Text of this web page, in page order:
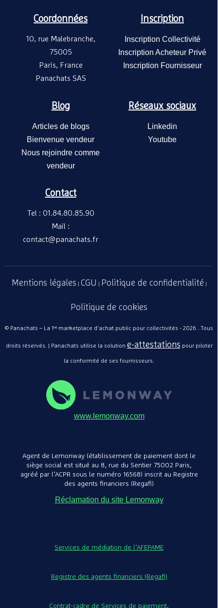
Coordonnées
10, rue Malebranche,
75005
Paris, France
Panachats SAS
Inscription
Inscription Collectivité
Inscription Acheteur Privé
Inscription Fournisseur
Blog
Articles de blogs
Bienvenue vendeur
Nous rejoindre comme
vendeur
Réseaux sociaux
Linkedin
Youtube
Contact
Tel : 01.84.80.85.90
Mail :
contact@panachats.fr
Mentions légales CGU Politique de confidentialité
Politique de cookies
© Panachats – La 1ʳᵉ marketplace d'achat public pour collectivités - 2026 . Tous
droits réservés. | Panachats utilise la solution e-attestations pour piloter
la conformité de ses fournisseurs.
www.lemonway.com
Agent de Lemonway (établissement de paiement dont le
siège social est situé au 8, rue du Sentier 75002 Paris,
agréé par l’ACPR sous le numéro 16568) inscrit au Registre
des agents financiers (Regafi)
Réclamation du site Lemonway
Services de médiation de l’AFEPAME
Registre des agents financiers (Regafi)
Contrat-cadre de Services de paiement.